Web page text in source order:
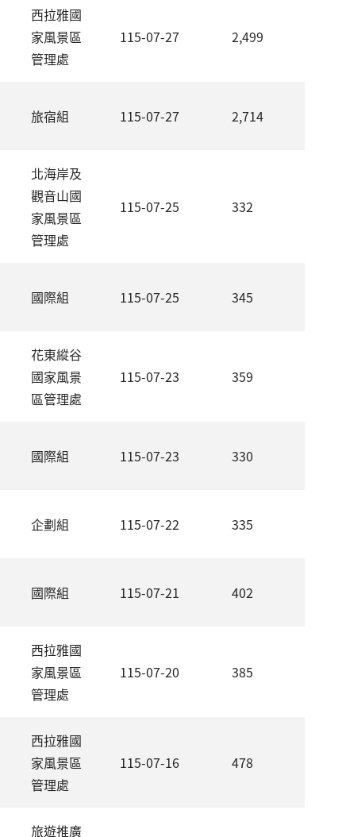
西拉雅國
家風景區
管理處
115-07-27 2,499
旅宿組 115-07-27 2,714
北海岸及
觀音山國
家風景區
管理處
115-07-25 332
國際組 115-07-25 345
花東縱谷
國家風景
區管理處
115-07-23 359
國際組 115-07-23 330
企劃組 115-07-22 335
國際組 115-07-21 402
西拉雅國
家風景區
管理處
115-07-20 385
西拉雅國
家風景區
管理處
115-07-16 478
旅遊推廣